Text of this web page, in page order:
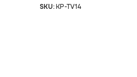
SKU:KP-TV14